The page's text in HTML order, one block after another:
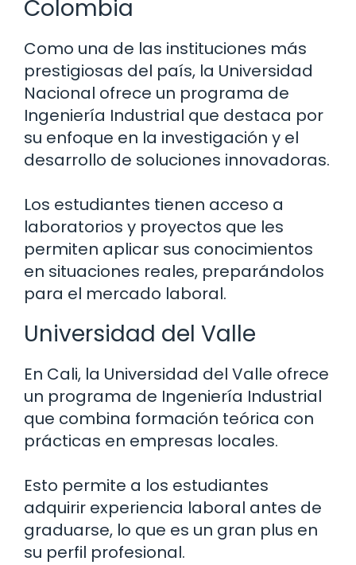
Colombia
Como una de las instituciones más
prestigiosas del país, la Universidad
Nacional ofrece un programa de
Ingeniería Industrial que destaca por
su enfoque en la investigación y el
desarrollo de soluciones innovadoras.
Los estudiantes tienen acceso a
laboratorios y proyectos que les
permiten aplicar sus conocimientos
en situaciones reales, preparándolos
para el mercado laboral.
Universidad del Valle
En Cali, la Universidad del Valle ofrece
un programa de Ingeniería Industrial
que combina formación teórica con
prácticas en empresas locales.
Esto permite a los estudiantes
adquirir experiencia laboral antes de
graduarse, lo que es un gran plus en
su perfil profesional.